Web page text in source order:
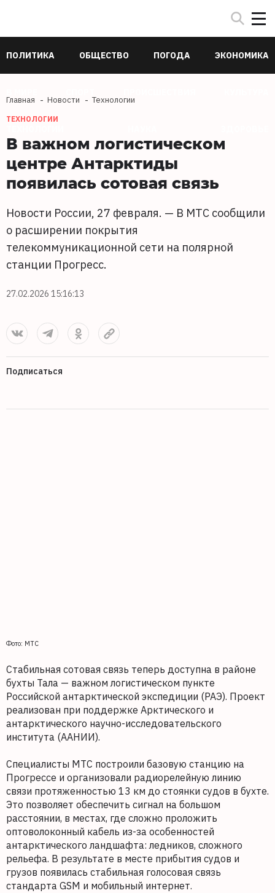
ПОЛИТИКА ОБЩЕСТВО ПОГОДА ЭКОНОМИКА
Главная Новости Технологии
ТЕХНОЛОГИИ
В важном логистическом
центре Антарктиды
появилась сотовая связь
Новости России, 27 февраля. — В МТС сообщили
о расширении покрытия
телекоммуникационной сети на полярной
станции Прогресс.
27.02.2026 15:16:13
Подписаться
Фото: МТС
Стабильная сотовая связь теперь доступна в районе
бухты Тала — важном логистическом пункте
Российской антарктической экспедиции (РАЭ). Проект
реализован при поддержке Арктического и
антарктического научно-исследовательского
института (ААНИИ).
Специалисты МТС построили базовую станцию на
Прогрессе и организовали радиорелейную линию
связи протяженностью 13 км до стоянки судов в бухте.
Это позволяет обеспечить сигнал на большом
расстоянии, в местах, где сложно проложить
оптоволоконный кабель из-за особенностей
антарктического ландшафта: ледников, сложного
рельефа. В результате в месте прибытия судов и
грузов появилась стабильная голосовая связь
стандарта GSM и мобильный интернет.